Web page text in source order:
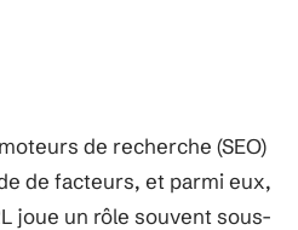
de recherche (SEO)
de facteurs, et parmi eux,
joue un rôle souvent sous-